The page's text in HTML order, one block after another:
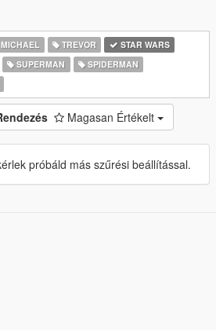
TREVOR
STAR WARS
SUPERMAN
SPIDERMAN
Magasan Értékelt
próbáld más szűrési beállítással.